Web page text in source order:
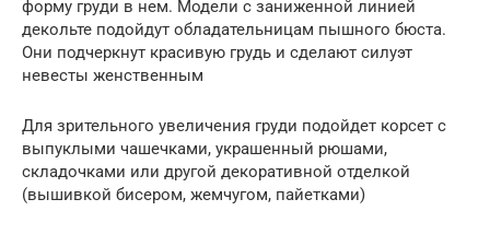
форму груди в нем. Модели с заниженной линией
декольте подойдут обладательницам пышного бюста.
Они подчеркнут красивую грудь и сделают силуэт
невесты женственным
Для зрительного увеличения груди подойдет корсет с
выпуклыми чашечками, украшенный рюшами,
складочками или другой декоративной отделкой
(вышивкой бисером, жемчугом, пайетками)